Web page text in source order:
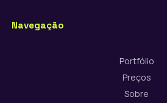
Navegação
Portfólio
Preços
Sobre